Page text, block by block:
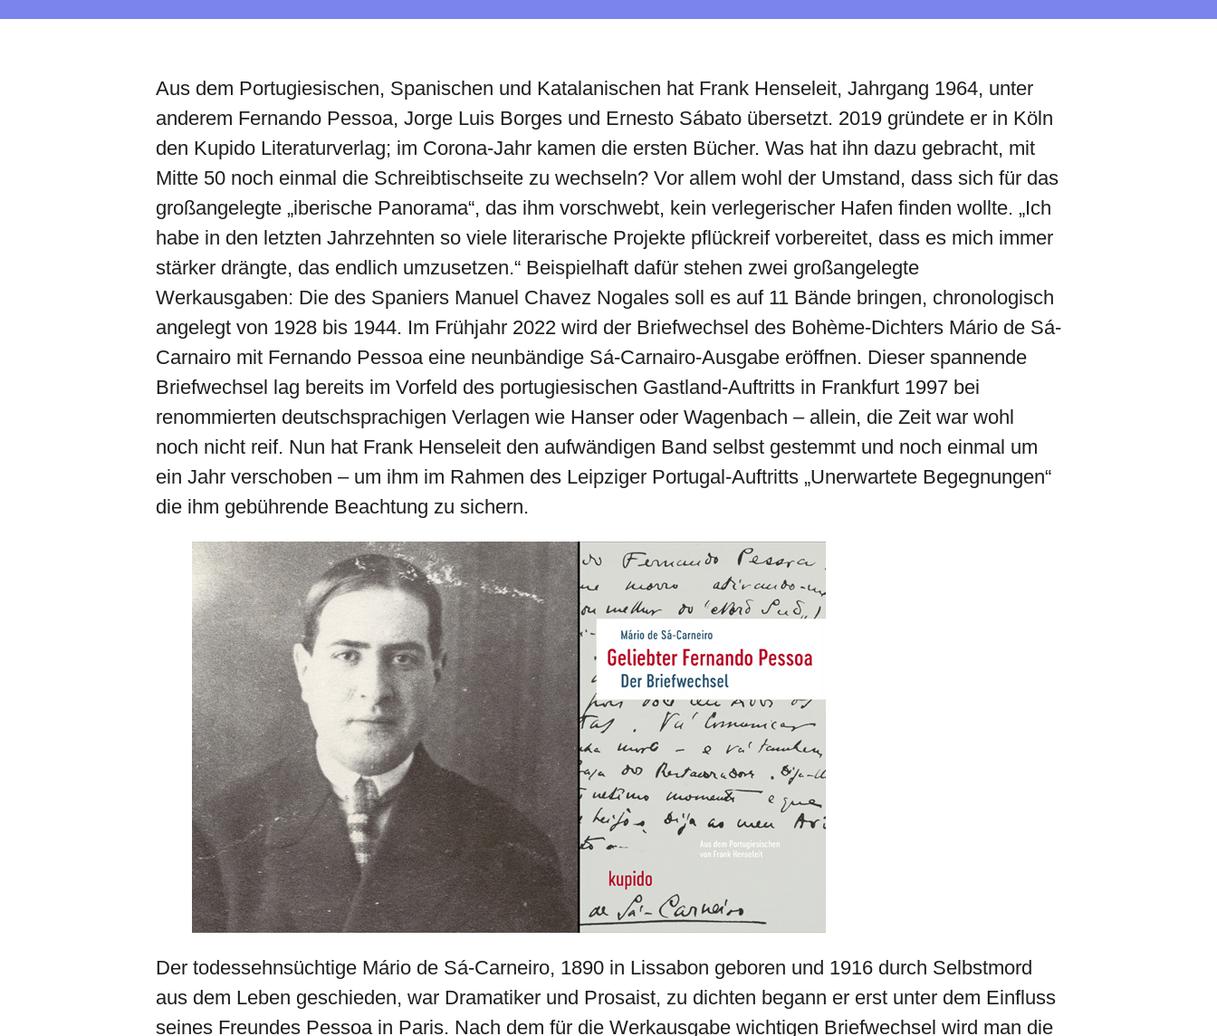
Aus dem Portugiesischen, Spanischen und Katalanischen hat Frank Henseleit, Jahrgang 1964, unter
anderem Fernando Pessoa, Jorge Luis Borges und Ernesto Sábato übersetzt. 2019 gründete er in Köln
den Kupido Literaturverlag; im Corona-Jahr kamen die ersten Bücher. Was hat ihn dazu gebracht, mit
Mitte 50 noch einmal die Schreibtischseite zu wechseln? Vor allem wohl der Umstand, dass sich für das
großangelegte „iberische Panorama“, das ihm vorschwebt, kein verlegerischer Hafen finden wollte. „Ich
habe in den letzten Jahrzehnten so viele literarische Projekte pflückreif vorbereitet, dass es mich immer
stärker drängte, das endlich umzusetzen.“ Beispielhaft dafür stehen zwei großangelegte
Werkausgaben: Die des Spaniers Manuel Chavez Nogales soll es auf 11 Bände bringen, chronologisch
angelegt von 1928 bis 1944. Im Frühjahr 2022 wird der Briefwechsel des Bohème-Dichters Mário de Sá-
Carnairo mit Fernando Pessoa eine neunbändige Sá-Carnairo-Ausgabe eröffnen. Dieser spannende
Briefwechsel lag bereits im Vorfeld des portugiesischen Gastland-Auftritts in Frankfurt 1997 bei
renommierten deutschsprachigen Verlagen wie Hanser oder Wagenbach – allein, die Zeit war wohl
noch nicht reif. Nun hat Frank Henseleit den aufwändigen Band selbst gestemmt und noch einmal um
ein Jahr verschoben – um ihm im Rahmen des Leipziger Portugal-Auftritts „Unerwartete Begegnungen“
die ihm gebührende Beachtung zu sichern.
Der todessehnsüchtige Mário de Sá-Carneiro, 1890 in Lissabon geboren und 1916 durch Selbstmord
aus dem Leben geschieden, war Dramatiker und Prosaist, zu dichten begann er erst unter dem Einfluss
seines Freundes Pessoa in Paris. Nach dem für die Werkausgabe wichtigen Briefwechsel wird man die